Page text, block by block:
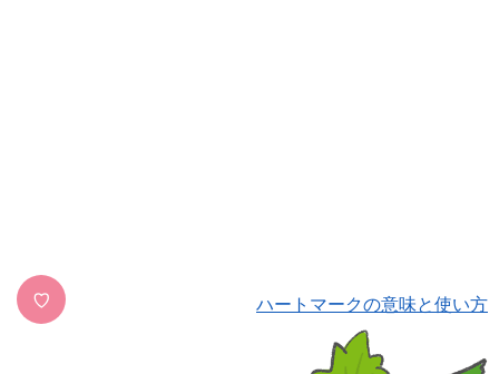
♡ ハートマークの意味と使い方